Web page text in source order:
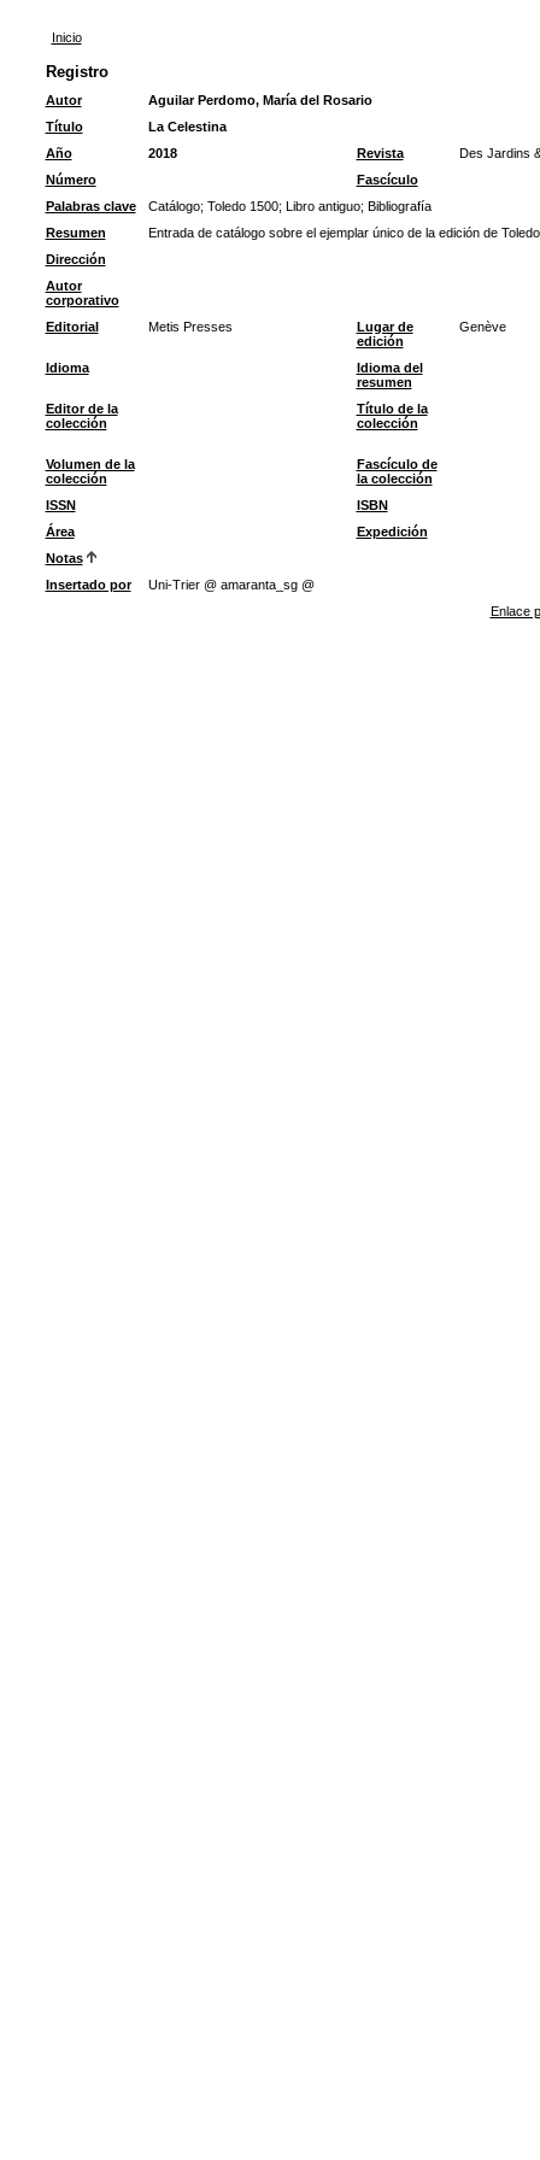
Inicio
Registro
Autor
Aguilar Perdomo, María del Rosario
Título
La Celestina
Año
2018 Revista
Des Jardins
Número
Fascículo
Palabras clave
Catálogo; Toledo 1500; Libro antiguo; Bibliografía
Resumen
Entrada de catálogo sobre el ejemplar único de la edición de
Dirección
Autor
corporativo
Editorial
Metis Presses
Lugar de
edición
Genève
Idioma
Idioma del
resumen
Editor de la
colección
Título de la
colección
Volumen de la
colección
Fascículo de
la colección
ISSN
ISBN
Área
Expedición
Notas
Insertado por
Uni-Trier @ amaranta_sg @
Enlace